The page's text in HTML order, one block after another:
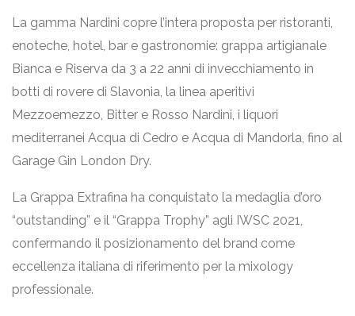
La gamma Nardini copre l’intera proposta per ristoranti,
enoteche, hotel, bar e gastronomie: grappa artigianale
Bianca e Riserva da 3 a 22 anni di invecchiamento in
botti di rovere di Slavonia, la linea aperitivi
Mezzoemezzo, Bitter e Rosso Nardini, i liquori
mediterranei Acqua di Cedro e Acqua di Mandorla, fino al
Garage Gin London Dry.
La Grappa Extrafina ha conquistato la medaglia d’oro
“outstanding” e il “Grappa Trophy” agli IWSC 2021,
confermando il posizionamento del brand come
eccellenza italiana di riferimento per la mixology
professionale.